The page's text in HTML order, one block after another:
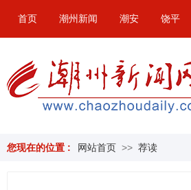
首页 潮州新闻 潮安 饶平
您现在的位置 : 网站首页 >> 荐读